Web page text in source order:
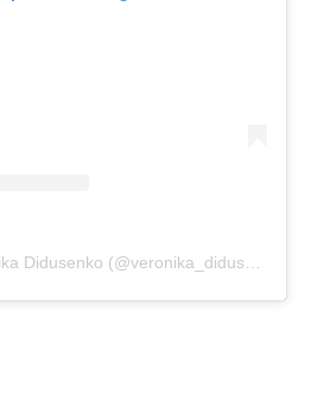
A post shared by Veronika Didusenko (@veronika_didusenko)